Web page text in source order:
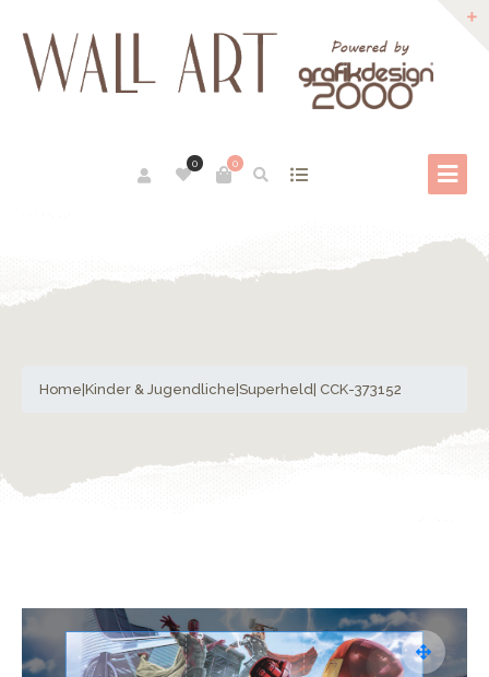
0
0
Home Kinder & Jugendliche Superheld | CCK-373152